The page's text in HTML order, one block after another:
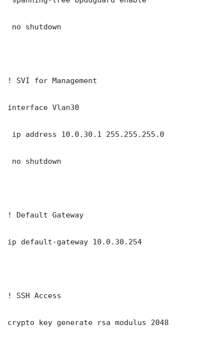
no shutdown
! SVI for Management
interface Vlan30
ip address 10.0.30.1 255.255.255.0
no shutdown
! Default Gateway
ip default-gateway 10.0.30.254
! SSH Access
crypto key generate rsa modulus 2048